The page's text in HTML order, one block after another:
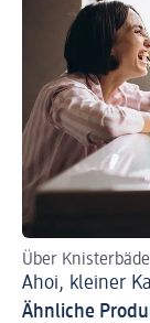
Über
Ahoi, kleiner
Ähnliche